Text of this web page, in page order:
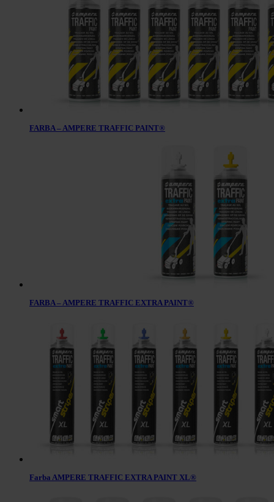
FARBA – AMPERE TRAFFIC PAINT®
FARBA – AMPERE TRAFFIC EXTRA PAINT®
Farba AMPERE TRAFFIC EXTRA PAINT XL®